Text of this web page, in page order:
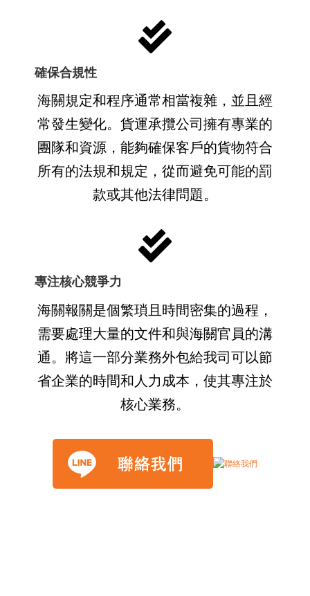
確保合規性
海關規定和程序通常相當複雜，並且經
常發生變化。貨運承攬公司擁有專業的
團隊和資源，能夠確保客戶的貨物符合
所有的法規和規定，從而避免可能的罰
款或其他法律問題。
專注核心競爭力
海關報關是個繁瑣且時間密集的過程，
需要處理大量的文件和與海關官員的溝
通。將這一部分業務外包給我司可以節
省企業的時間和人力成本，使其專注於
核心業務。